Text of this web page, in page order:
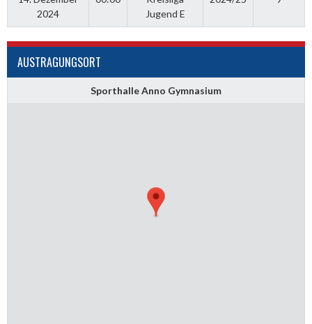
2024
Jugend E
AUSTRAGUNGSORT
Sporthalle Anno Gymnasium